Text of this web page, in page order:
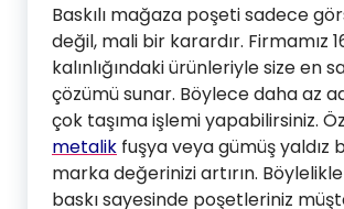
Baskılı mağaza poşeti sadece
değil, mali bir karardır. Firmamız
kalınlığındaki ürünleriyle size en
çözümü sunar. Böylece daha az
çok taşıma işlemi yapabilirsiniz.
metalik fuşya veya gümüş yaldız
marka değerinizi artırın.
baskı sayesinde poşetleriniz